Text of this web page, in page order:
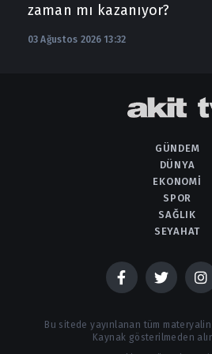
zaman mı kazanıyor?
03 Ağustos 2026 13:32
GÜNDEM
DÜNYA
EKONOMI
SPOR
SAĞLIK
SEYAHAT
Bu sitede yayınlanan tüm
Kaynak gösterilmeden